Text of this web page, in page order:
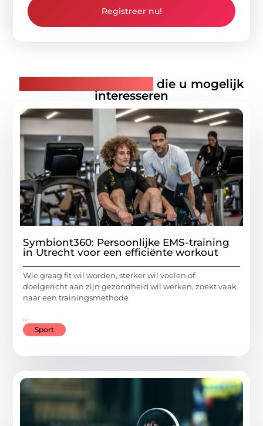
Registreer nu!
die u mogelijk
interesseren
Symbiont360: Persoonlijke EMS-training
in Utrecht voor een efficiënte workout
Wie graag fit wil worden, sterker wil voelen of
doelgericht aan zijn gezondheid wil werken, zoekt vaak
naar een trainingsmethode
...
Sport